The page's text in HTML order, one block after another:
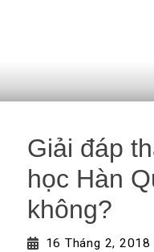
Giải đáp
học Hàn
không?
16 Tháng 2, 2018